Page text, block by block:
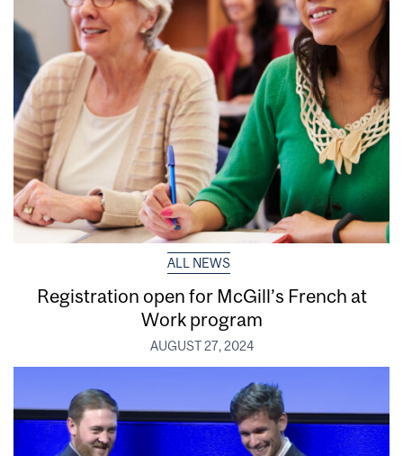
ALL NEWS
Registration open for McGill’s French at
Work program
AUGUST 27, 2024